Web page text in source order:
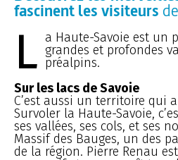
fascinent les visiteurs
L a Haute-Savoie est un
grandes et profondes
préalpins.
Sur les lacs de Savoie
C’est aussi un territoire qui
Survoler la Haute-Savoie,
ses vallées, ses cols, et ses
Massif des Bauges, un des
de la région. Pierre Renau